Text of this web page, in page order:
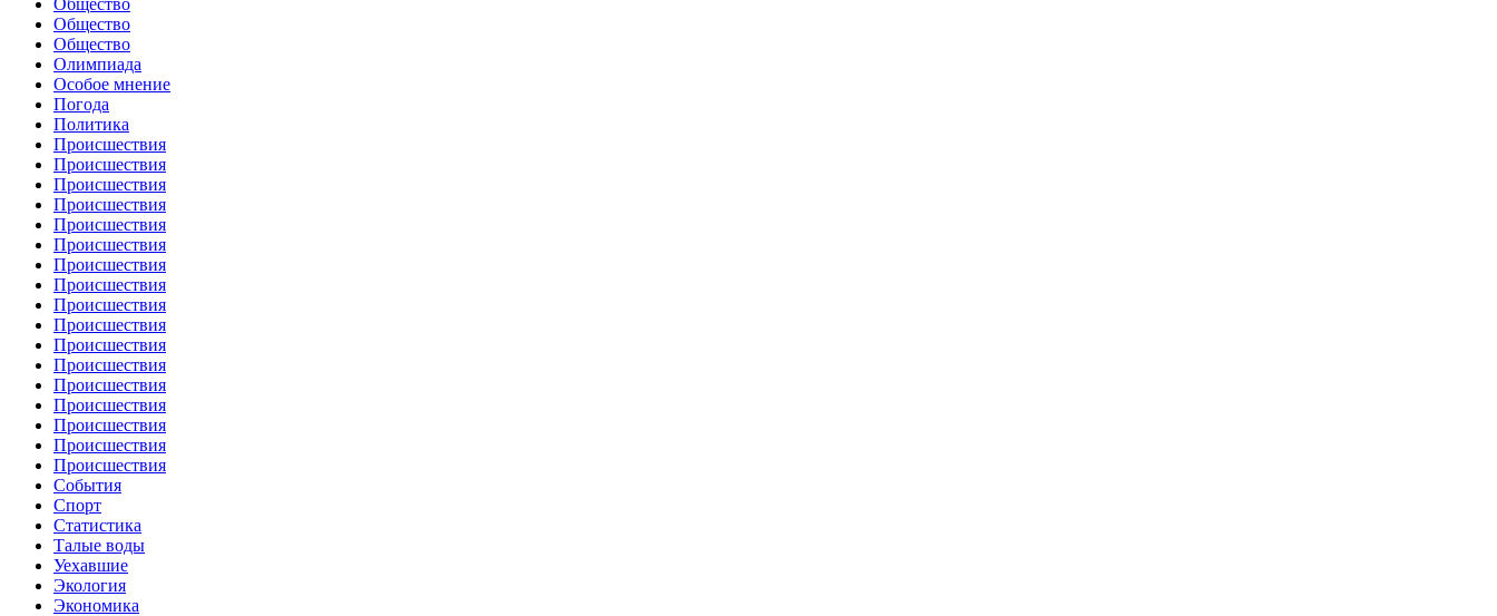
Общество
Общество
Олимпиада
Особое мнение
Погода
Политика
Происшествия
Происшествия
Происшествия
Происшествия
Происшествия
Происшествия
Происшествия
Происшествия
Происшествия
Происшествия
Происшествия
Происшествия
Происшествия
Происшествия
Происшествия
Происшествия
Происшествия
События
Спорт
Статистика
Талые воды
Уехавшие
Экология
Экономика